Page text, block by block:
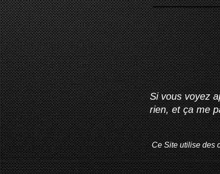
Si vous voyez
rien, et ça me
Ce Site utilise des